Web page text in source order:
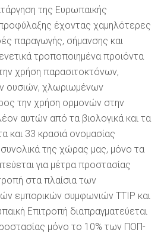
της Ευρωπαικής
έχοντας χαμηλότερες
παραγωγής, σήμανσης και
τροποποιημένα προιόντα
χρήση παρασιτοκτόνων,
ουσιών, χλωριωμένων
την χρήση ορμονών στην
αυτών από τα βιολογικά και τα
και 33 κρασιά ονομασίας
της χώρας μας, μόνο τα
για μέτρα προστασίας
στα πλαίσια των
εμπορικών συμφωνιών ΤΤΙΡ και
Επιτροπή διαπραγματεύεται
μόνο το 10% των ΠΟΠ-